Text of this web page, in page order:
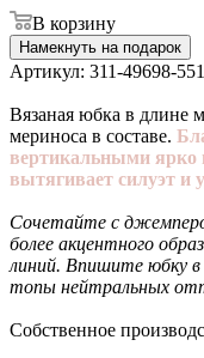
В корзину
Намекнуть на подарок
Артикул: 311-49698-551
Вязаная юбка в длине
мериноса в составе.
вертикальными
вытягивает силуэт и
Сочетайте с
более акцентного
линий. Впишите юбку в
топы нейтральных
Собственное